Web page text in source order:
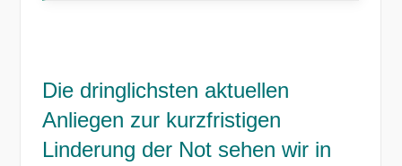
Die dringlichsten aktuellen
Anliegen zur kurzfristigen
Linderung der Not sehen wir in